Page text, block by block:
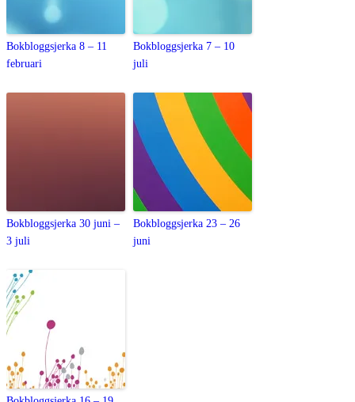
Bokbloggsjerka 8 – 11
februari
Bokbloggsjerka 7 – 10
juli
Bokbloggsjerka 30 juni –
3 juli
Bokbloggsjerka 23 – 26
juni